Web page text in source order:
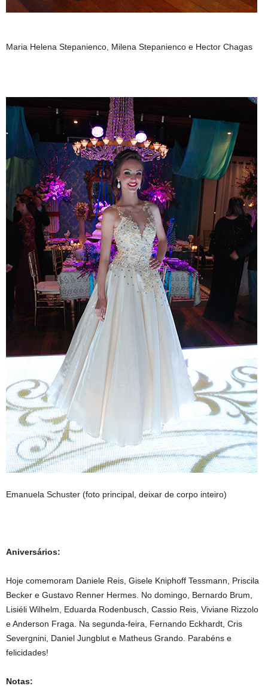
Maria Helena Stepanienco, Milena Stepanienco e Hector Chagas
Emanuela Schuster (foto principal, deixar de corpo inteiro)
Aniversários:
Hoje comemoram Daniele Reis, Gisele Kniphoff Tessmann, Priscila
Becker e Gustavo Renner Hermes. No domingo, Bernardo Brum,
Lisiéli Wilhelm, Eduarda Rodenbusch, Cassio Reis, Viviane Rizzolo
e Anderson Fraga. Na segunda-feira, Fernando Eckhardt, Cris
Severgnini, Daniel Jungblut e Matheus Grando. Parabéns e
felicidades!
Notas: